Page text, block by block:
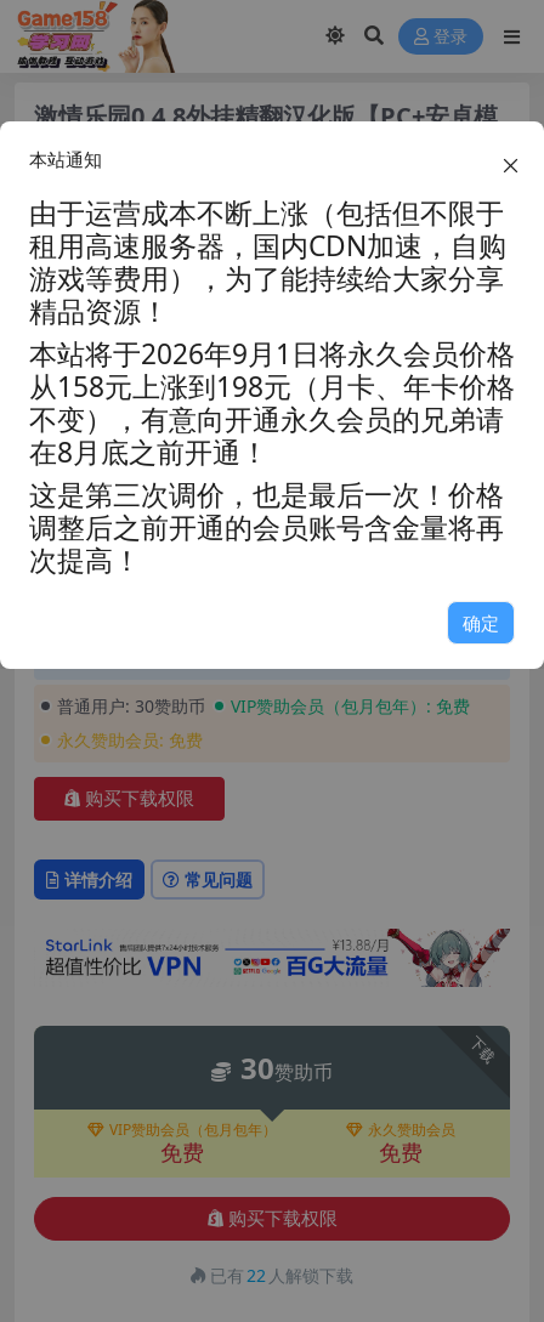
登录
激情乐园0.4.8外挂精翻汉化版【PC+安卓模
拟器+欧美SLG/4K高清/神级建
模】/Passions Playground【7.53G】
资源分类:☆视觉小说☆
浏览热度: (9.2K)
发布时间: 2026-05-13
普通用户: 30赞助币 VIP赞助会员（包月包年）: 免费
永久赞助会员: 免费
购买下载权限
详情介绍 常见问题
下载
30赞助币
VIP赞助会员（包月包年）
免费
永久赞助会员
免费
购买下载权限
已有22 人解锁下载
本站通知
由于运营成本不断上涨（包括但不限于
租用高速服务器，国内CDN加速，自购
游戏等费用），为了能持续给大家分享
精品资源！
本站将于2026年9月1日将永久会员价格
从158元上涨到198元（月卡、年卡价格
不变），有意向开通永久会员的兄弟请
在8月底之前开通！
这是第三次调价，也是最后一次！价格
调整后之前开通的会员账号含金量将再
次提高！
确定